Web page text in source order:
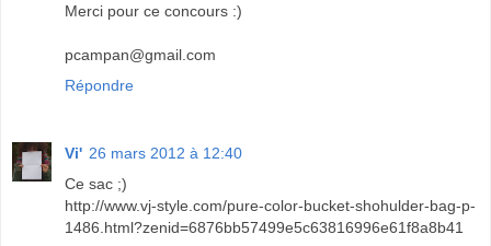
Merci pour ce concours :)
pcampan@gmail.com
Répondre
Vi' 26 mars 2012 à 12:40
Ce sac ;)
http://www.vj-style.com/pure-color-bucket-shohulder-bag-p-
1486.html?zenid=6876bb57499e5c63816996e61f8a8b41